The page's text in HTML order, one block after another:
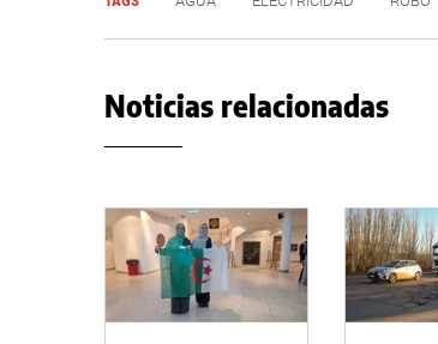
Noticias relacionadas